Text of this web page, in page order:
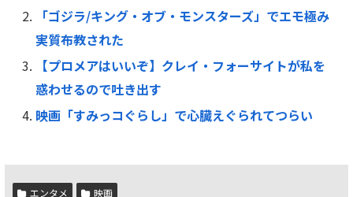
「ゴジラ/キング・オブ・モンスターズ」でエモ極み
実質布教された
【プロメアはいいぞ】クレイ・フォーサイトが私を
惑わせるので吐き出す
映画「すみっコぐらし」で心臓えぐられてつらい
エンタメ 映画